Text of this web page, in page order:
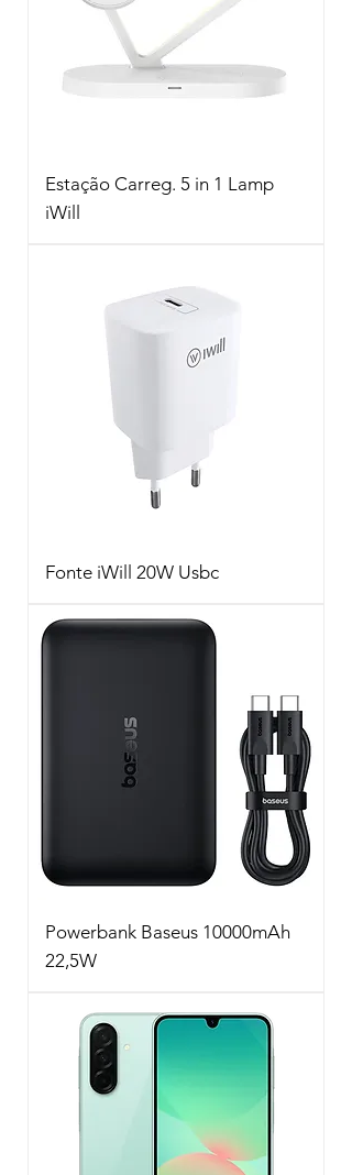
Estação Carreg. 5 in 1 Lamp
iWill
Fonte iWill 20W Usbc
Powerbank Baseus 10000mAh
22,5W